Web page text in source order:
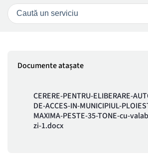
Documente atașate
CERERE-PENTRU-ELIBERARE-
DE-ACCES-IN-MUNICIPIUL-
MAXIMA-PESTE-35-TONE-cu-
zi-1.docx